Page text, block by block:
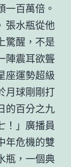
百萬倍。
張水瓶從他
驚醒，不是
陣震耳欲聾
座運勢超級
月球剛剛打
的百分之九
！」廣播員
年危機的雙
瓶，一個典